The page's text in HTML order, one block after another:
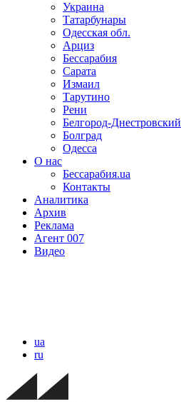
Украина
Татарбунары
Одесская обл.
Арциз
Бессарабия
Сарата
Измаил
Тарутино
Рени
Белгород-Днестровский
Болград
Одесса
О нас
Бессарабия.ua
Контакты
Аналитика
Архив
Реклама
Агент 007
Видео
ua
ru